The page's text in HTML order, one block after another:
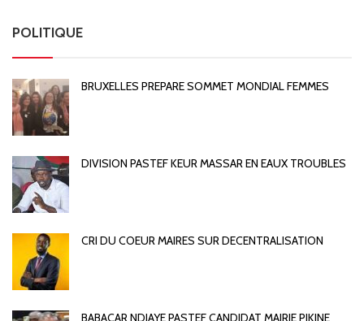
POLITIQUE
BRUXELLES PREPARE SOMMET MONDIAL FEMMES
DIVISION PASTEF KEUR MASSAR EN EAUX TROUBLES
CRI DU COEUR MAIRES SUR DECENTRALISATION
BABACAR NDIAYE PASTEF CANDIDAT MAIRIE PIKINE